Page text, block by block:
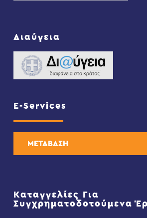
Διαύγεια
E-Services
ΜΕΤΑΒΑΣΗ
Καταγγελίες Για
Συγχρηματοδοτούμενα